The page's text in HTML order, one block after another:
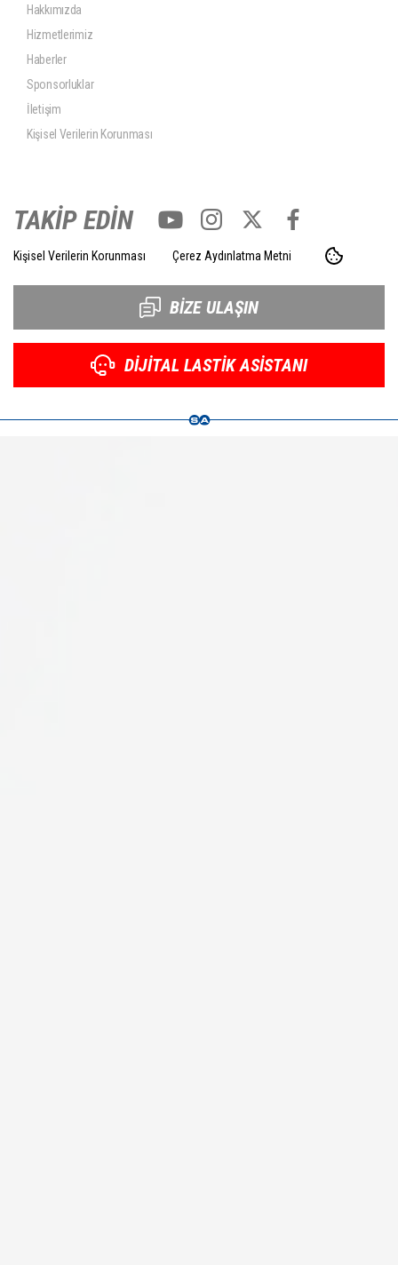
Hakkımızda
Hizmetlerimiz
Haberler
Sponsorluklar
İletişim
Kişisel Verilerin Korunması
TAKİP EDİN
Kişisel Verilerin Korunması Çerez Aydınlatma Metni
BİZE ULAŞIN
DİJİTAL LASTİK ASİSTANI